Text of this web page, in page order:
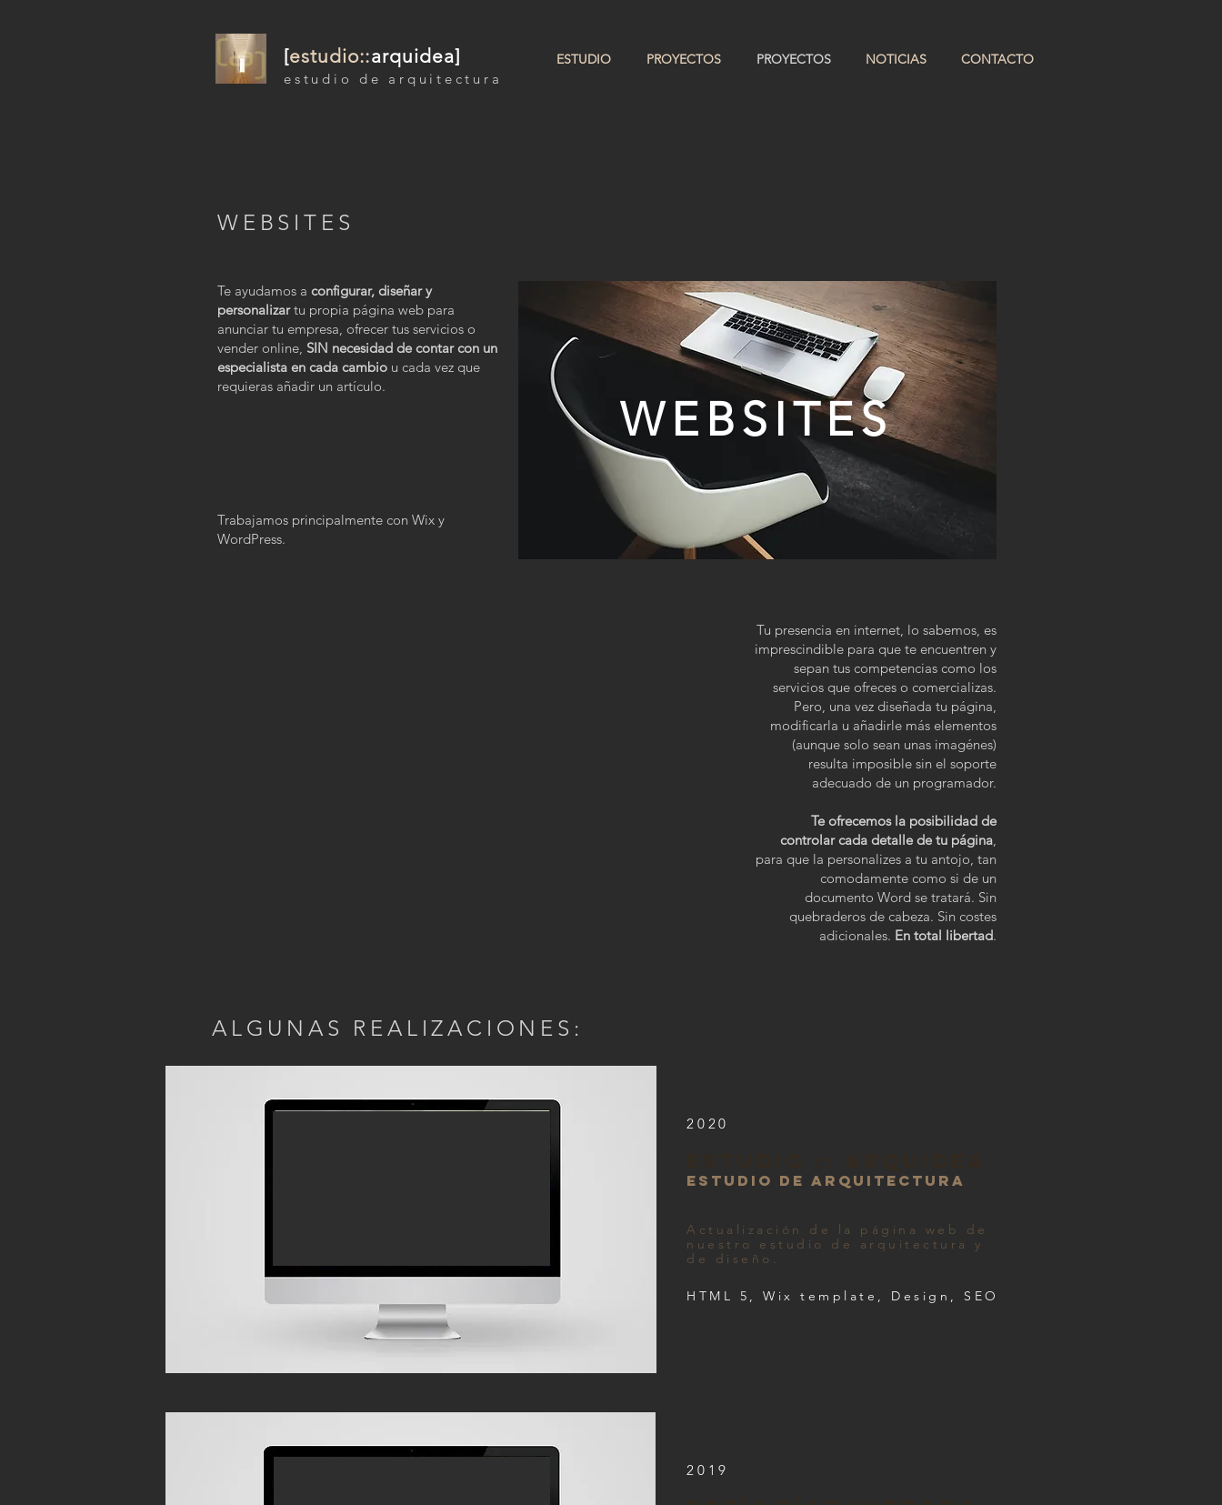
ESTUDIO PROYECTOS PROYECTOS NOTICIAS CONTACTO
estudio de arquitectura
WEBSITES
Te ayudamos a configurar, diseñar y
personalizartu propia página web para
anunciar tu empresa, ofrecer tus servicios o
vender online, SIN necesidad de contar con un
especialista en cada cambio u cada vez que
requieras añadir un artículo.
Trabajamos principalmente con Wix y
WordPress.
WEBSITES
Tu presencia en internet, lo sabemos, es
imprescindible para que te encuentren y
sepan tus competencias como los
servicios que ofreces o comercializas.
Pero, una vez diseñada tu página,
modificarla u añadirle más elementos
(aunque solo sean unas imagénes)
resulta imposible sin el soporte
adecuado de un programador.
Te ofrecemos la posibilidad de
controlar cada detalle de tu página,
para que la personalizes a tu antojo, tan
comodamente como si de un
documento Word se tratará. Sin
quebraderos de cabeza. Sin costes
adicionales. En total libertad.
ALGUNAS REALIZACIONES:
2020
ESTUDIO DE ARQUITECTURA
Actualización de la página web de
nuestro estudio de arquitectura y
de diseño.
HTML 5, Wix template, Design, SEO
2019
[estudio::arquidea]